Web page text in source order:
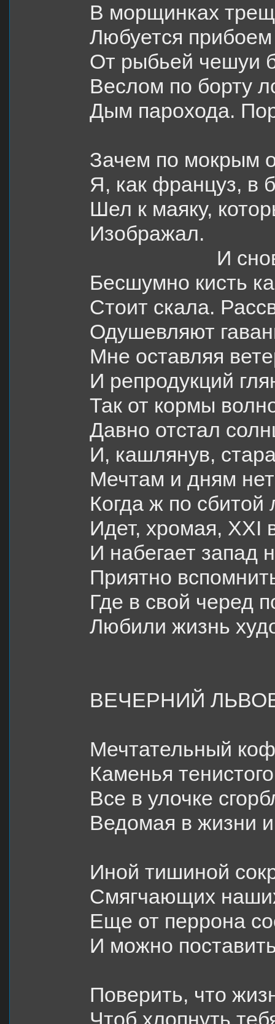
В морщинках
Любуется прибоем
От рыбьей чешуи
Веслом по борту
Дым парохода.
Зачем по мокрым
Я, как француз, в
Шел к маяку,
Изображал.
И
Бесшумно кисть
Стоит скала.
Одушевляют
Мне оставляя
И репродукций
Так от кормы
Давно отстал
И, кашлянув,
Мечтам и дням
Когда ж по сбитой
Идет, хромая, ХХI
И набегает запад
Приятно
Где в свой черед
Любили жизнь
ВЕЧЕРНИЙ
Мечтательный
Каменья
Все в улочке
Ведомая в жизни
Иной тишиной
Смягчающих
Еще от перрона
И можно
Поверить, что
Чтоб хлопнуть